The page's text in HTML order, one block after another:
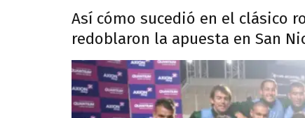
Así cómo sucedió en el clásico
redoblaron la apuesta en San